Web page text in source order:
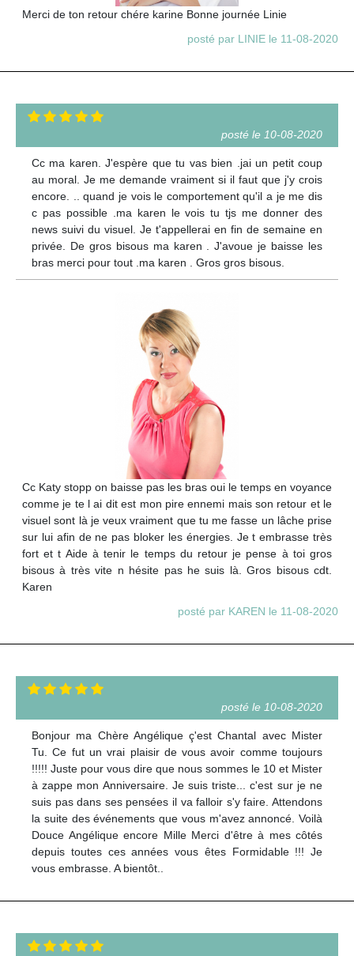
Merci de ton retour chére karine Bonne journée Linie
posté par LINIE le 11-08-2020
posté le 10-08-2020
Cc ma karen. J'espère que tu vas bien .jai un petit coup
au moral. Je me demande vraiment si il faut que j'y crois
encore. .. quand je vois le comportement qu'il a je me dis
c pas possible .ma karen le vois tu tjs me donner des
news suivi du visuel. Je t'appellerai en fin de semaine en
privée. De gros bisous ma karen . J'avoue je baisse les
bras merci pour tout .ma karen . Gros gros bisous.
Cc Katy stopp on baisse pas les bras oui le temps en voyance
comme je te l ai dit est mon pire ennemi mais son retour et le
visuel sont là je veux vraiment que tu me fasse un lâche prise
sur lui afin de ne pas bloker les énergies. Je t embrasse très
fort et t Aide à tenir le temps du retour je pense à toi gros
bisous à très vite n hésite pas he suis là. Gros bisous cdt.
Karen
posté par KAREN le 11-08-2020
posté le 10-08-2020
Bonjour ma Chère Angélique ç'est Chantal avec Mister
Tu. Ce fut un vrai plaisir de vous avoir comme toujours
!!!!! Juste pour vous dire que nous sommes le 10 et Mister
à zappe mon Anniversaire. Je suis triste... c'est sur je ne
suis pas dans ses pensées il va falloir s'y faire. Attendons
la suite des événements que vous m'avez annoncé. Voilà
Douce Angélique encore Mille Merci d'être à mes côtés
depuis toutes ces années vous êtes Formidable !!! Je
vous embrasse. A bientôt..